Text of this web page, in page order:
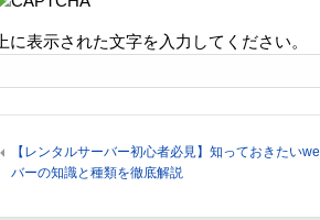
上に表示された文字を入力してください。
【レンタルサーバー初心者必見】知っておきたい
バーの知識と種類を徹底解説